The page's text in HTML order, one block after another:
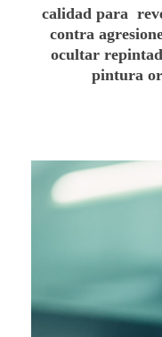
calidad para
contra
ocultar
pintura